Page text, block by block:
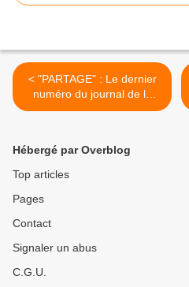
< "PARTAGE" : Le dernier
numéro du journal de la
section syndicale CGTG-
Hébergé par Overblog
Top articles
Pages
Contact
Signaler un abus
C.G.U.